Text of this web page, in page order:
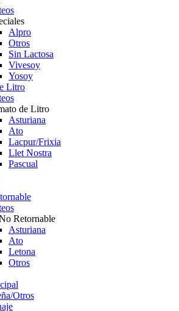
Alpro
Otros
Sin Lactosa
Vivesoy
Yosoy
Litro
de Litro
Asturiana
Ato
Lacpur/Frixia
Llet Nostra
Pascual
Retornable
Asturiana
Ato
Letona
Otros
Otros